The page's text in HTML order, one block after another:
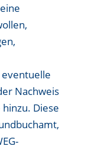
Nachweis
Diese